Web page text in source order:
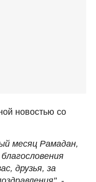
новостью со
месяц Рамадан,
друзья, за